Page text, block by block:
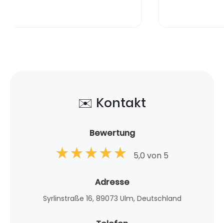
✉️ Kontakt
Bewertung
5,0 von 5
Adresse
Syrlinstraße 16, 89073 Ulm, Deutschland